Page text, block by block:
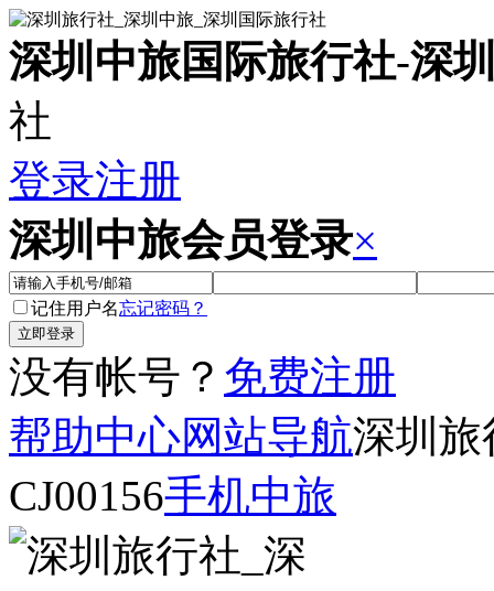
深圳中旅国际旅行社-深
社
登录注册
深圳中旅会员登录×
记住用户名忘记密码？
没有帐号？ 免费注册
帮助中心网站导航深圳旅
CJ00156手机中旅